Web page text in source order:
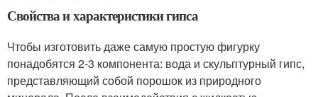
Свойства и характеристики гипса
Чтобы изготовить даже самую простую фигурку
понадобятся 2-3 компонента: вода и скульптурный гипс,
представляющий собой порошок из природного